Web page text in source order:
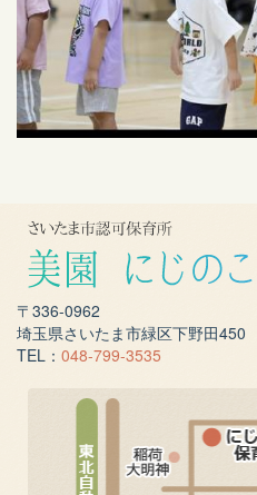
〒336-0962
埼玉県さいたま市緑区下野田450
TEL： 048-799-3535